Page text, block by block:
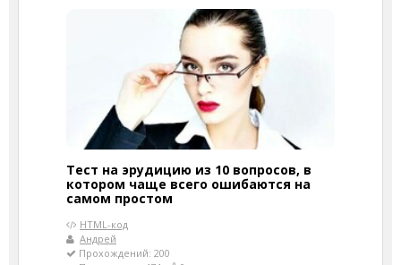
Тест на эрудицию из 10 вопросов, в
котором чаще всего ошибаются на
самом простом
HTML-код
Андрей
Прохождений: 200